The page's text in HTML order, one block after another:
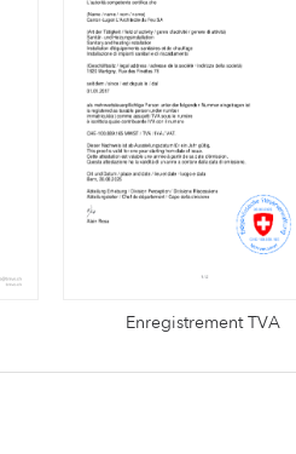
Enregistrement TVA